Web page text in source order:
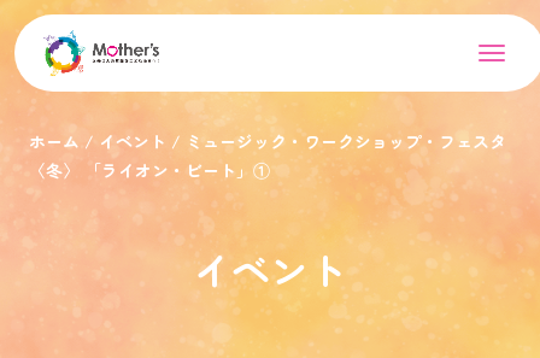
ホーム イベント
ミュージック・ワークショップ・フェスタ
〈冬〉 「ライオン・ビート」①
イベント